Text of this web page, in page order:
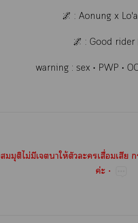
🌌​:​Good​rider
ไม่​​​ให้​​​ื่
ค่​•